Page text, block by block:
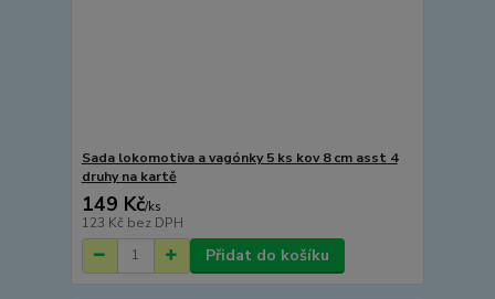
Sada lokomotiva a vagónky 5 ks kov 8 cm asst 4
druhy na kartě
149 Kč/ks
123 Kč bez DPH
Přidat do košíku